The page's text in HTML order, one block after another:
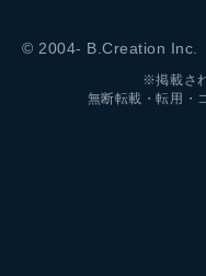
© 2004- B.Creation Inc.
※掲載さ
無断転載・転用・